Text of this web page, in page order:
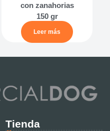
con zanahorias
150 gr
Leer más
Tienda